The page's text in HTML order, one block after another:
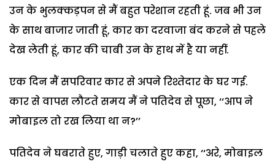
उन के भुलक्कड़पन से मैं बहुत परेशान रहती हूं. जब भी उन
के साथ बाजार जाती हूं, कार का दरवाजा बंद करने से पहले
देख लेती हूं, कार की चाबी उन के हाथ में है या नहीं.
एक दिन मैं सपरिवार कार से अपने रिश्तेदार के घर गई.
कार से वापस लौटते समय मैं ने पतिदेव से पूछा, ‘‘आप ने
मोबाइल तो रख लिया था न?’’
पतिदेव ने घबराते हुए, गाड़ी चलाते हुए कहा, ‘‘अरे, मोबाइल